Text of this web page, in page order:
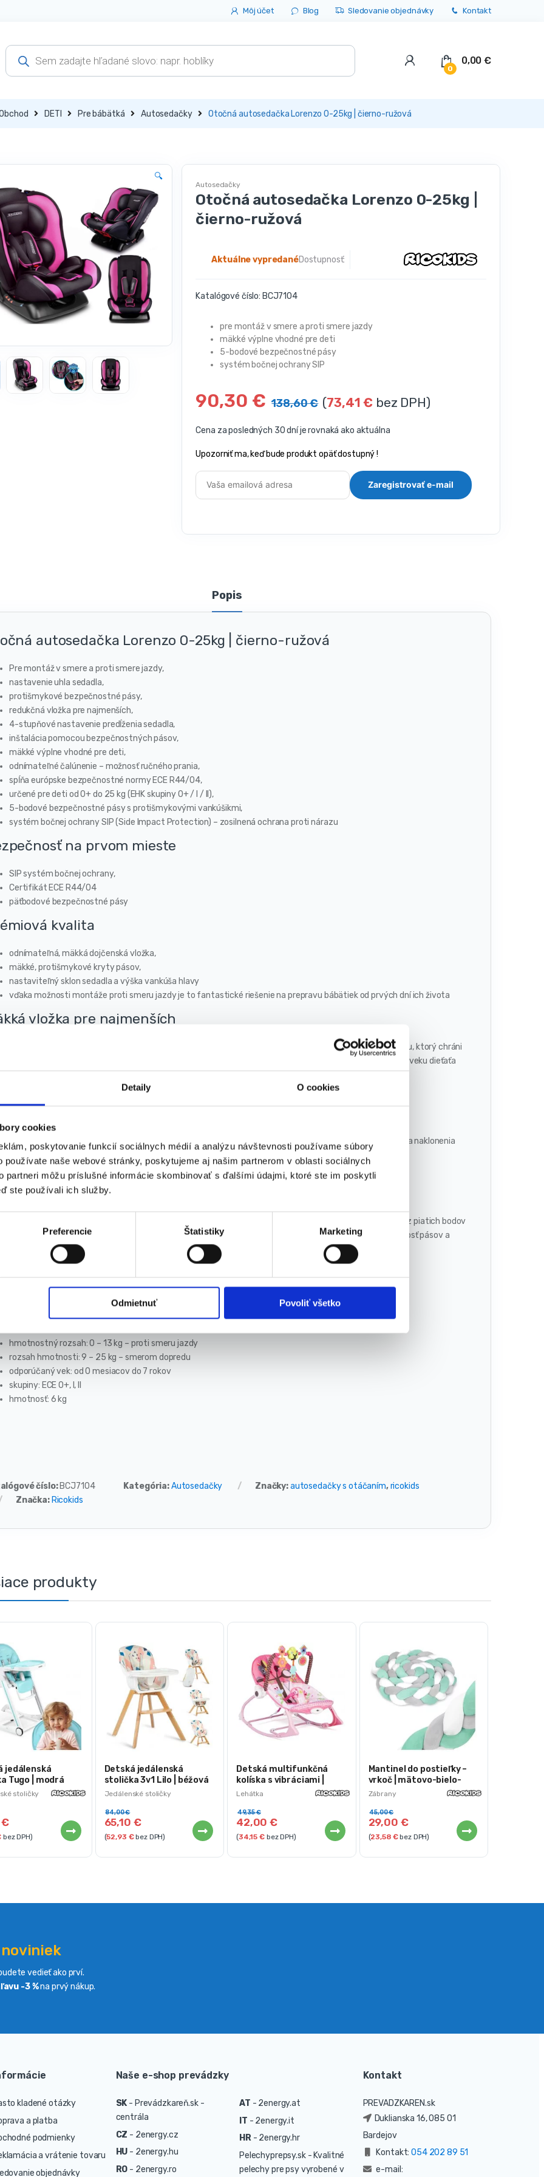
Detaily O cookies
cookies
poskytovanie funkcií sociálnych médií a analýzu návštevnosti používame súbory
používate naše webové stránky, poskytujeme aj našim partnerom v oblasti sociálnych
partneri môžu príslušné informácie skombinovať s ďalšími údajmi, ktoré ste im poskytli
ste používali ich služby.
Preferencie Štatistiky Marketing
Odmietnuť Povoliť všetko
Môj účet Blog Sledovanie objednávky Kontakt
Products
search
0
0,00€
DETI Pre bábätká Autosedačky Otočná autosedačka Lorenzo 0-25kg | čierno-ružová
🔍
Autosedačky
Otočná autosedačka Lorenzo 0-25kg |
čierno-ružová
Dostupnosť:
Aktuálne vypredané
Katalógové číslo: BCJ7104
pre montáž v smere a proti smere jazdy
mäkké výplne vhodné pre deti
5-bodové bezpečnostné pásy
systém bočnej ochrany SIP
90,30 € 138,60€ (73,41€ bez DPH)
Cena za posledných 30 dní je rovnaká ako aktuálna
Upozorniť ma, keď bude produkt opäť dostupný !
Popis
autosedačka Lorenzo 0-25kg | čierno-ružová
Pre montáž v smere a proti smere jazdy,
nastavenie uhla sedadla,
protišmykové bezpečnostné pásy,
redukčná vložka pre najmenších,
4-stupňové nastavenie predĺženia sedadla,
inštalácia pomocou bezpečnostných pásov,
mäkké výplne vhodné pre deti,
odnímateľné čalúnenie – možnosť ručného prania,
spĺňa európske bezpečnostné normy ECE R44/04,
určené pre deti od 0+ do 25 kg (EHK skupiny 0+ / I / II),
5-bodové bezpečnostné pásy s protišmykovými vankúšikmi,
systém bočnej ochrany SIP (Side Impact Protection) – zosilnená ochrana proti nárazu
na prvom mieste
SIP systém bočnej ochrany,
Certifikát ECE R44/04
päťbodové bezpečnostné pásy
kvalita
odnímateľná, mäkká dojčenská vložka,
mäkké, protišmykové kryty pásov,
nastaviteľný sklon sedadla a výška vankúša hlavy
vďaka možnosti montáže proti smeru jazdy je to fantastické riešenie na prepravu bábätiek od prvých dní ich života
vložka pre najmenších
najvyššiu úroveň komfortu. Profilovaná mäkká vložka umožňuje nosenie bábätiek. Vďaka vankúšiku, ktorý chráni
hlavičku bábätka a zaisťuje správnu polohu v sedačke, ju môžete používať už od prvých dní. V neskoršom veku dieťaťa
prispôsobte sedadlo svojmu batoľaťu. 3-stupňové nastavenie sklonu smerom dopredu. Maximálna poloha naklonenia
smeru jazdy
bezpečnostné pásy
je 5-bodový bezpečnostný pás pre vaše dieťa taký bezpečný? Protišmykové pásy, ktoré vychádzajú až z piatich bodov
a spájajú sa na jednom mieste, zaisťujú maximálnu bezpečnosť. Rýchlo a jednoducho si nastavíte veľkosť pásov a
parametre:
výrobca: Ricokids
hmotnostný rozsah: 0 – 13 kg – proti smeru jazdy
rozsah hmotnosti: 9 – 25 kg – smerom dopredu
odporúčaný vek: od 0 mesiacov do 7 rokov
skupiny: ECE 0+, I, II
hmotnosť: 6 kg
číslo: BCJ7104 Kategória:Autosedačky Značky:autosedačky s otáčaním,ricokids
Značka: Ricokids
produkty
stoličky
jedálenská
Tugo | modrá
€
bez DPH)
Jedálenské stoličky
Detská jedálenská
stolička 3v1 Lilo | béžová
65,10 €
84,00€
(52,93 €bez DPH)
Lehátka
Detská multifunkčná
kolíska s vibráciami |
ružová
42,00€
49,35€
(34,15€bez DPH)
Zábrany
Mantinel do postieľky –
vrkoč | mätovo-bielo-
šedý
29,00 €
45,00€
(23,58 €bez DPH)
vedieť ako prví.
-3 %na prvý nákup.
kladené otázky
a platba
podmienky
a vrátenie tovaru
objednávky
Naše e-shop prevádzky
SK - Prevádzkareň.sk -
centrála
CZ - 2energy.cz
HU - 2energy.hu
RO - 2energy.ro
AT - 2energy.at
IT - 2energy.it
HR- 2energy.hr
Pelechyprepsy.sk - Kvalitné
pelechy pre psy vyrobené v
Kontakt
PREVADZKAREN.sk
Duklianska 16, 085 01
Bardejov
Kontakt:054 202 89 51
e-mail: